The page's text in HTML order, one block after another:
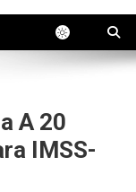
A 20
IMSS-